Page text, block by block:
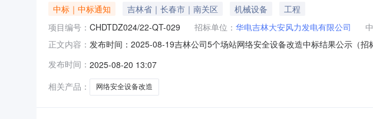
中标｜中标通知 吉林省｜长春市｜南关区 机械设备
工程
项目编号： CHDTDZ024/22-QT-029 招标单位： 华电吉林大安风力发电有限公司
正文内容： 发布时间：2025-08-19吉林公司5个场站网络安全设备改造中标结果公示（
华电新能乾安光伏发电有限公司地址：吉林省长春市南关区人民大街10606
发布时间： 2025-08-20 13:07
相关产品：
网络安全设备改造